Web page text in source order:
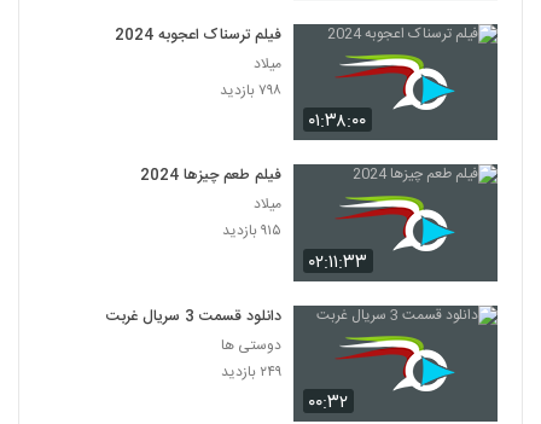
۰۱:۳۸:۰۰
فیلم ترسناک اعجوبه 2024
میلاد
۷۹۸ بازدید
۰۲:۱۱:۳۳
فیلم طعم چیزها 2024
میلاد
۹۱۵ بازدید
۰۰:۳۲
دانلود قسمت 3 سریال غربت
دوستی ها
۲۴۹ بازدید